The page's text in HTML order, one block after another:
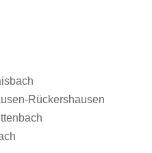
Rückershausen